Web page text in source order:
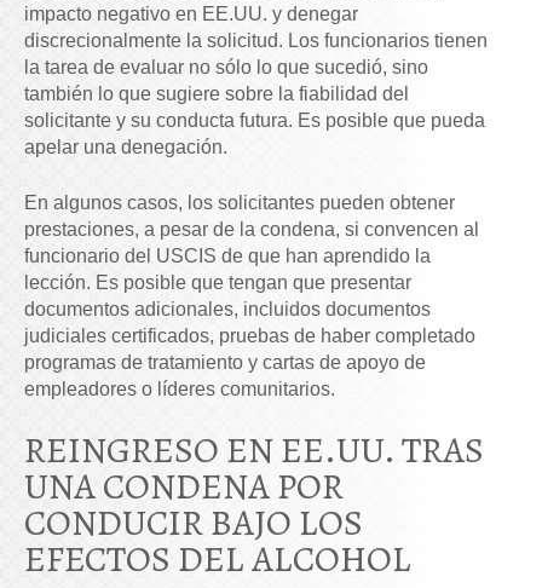
impacto negativo en EE.UU. y denegar
discrecionalmente la solicitud. Los funcionarios tienen
la tarea de evaluar no sólo lo que sucedió, sino
también lo que sugiere sobre la fiabilidad del
solicitante y su conducta futura. Es posible que pueda
apelar una denegación.
En algunos casos, los solicitantes pueden obtener
prestaciones, a pesar de la condena, si convencen al
funcionario del USCIS de que han aprendido la
lección. Es posible que tengan que presentar
documentos adicionales, incluidos documentos
judiciales certificados, pruebas de haber completado
programas de tratamiento y cartas de apoyo de
empleadores o líderes comunitarios.
REINGRESO EN EE.UU. TRAS
UNA CONDENA POR
CONDUCIR BAJO LOS
EFECTOS DEL ALCOHOL